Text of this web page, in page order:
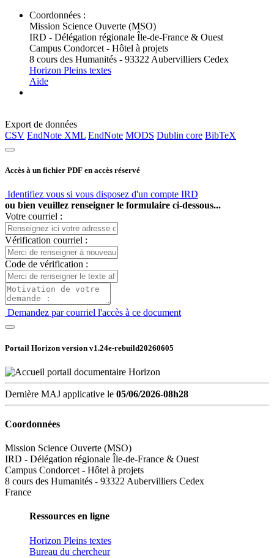
Coordonnées :
Mission Science Ouverte (MSO)
IRD - Délégation régionale Île-de-France & Ouest
Campus Condorcet - Hôtel à projets
8 cours des Humanités - 93322 Aubervilliers Cedex
Horizon Pleins textes
Aide
Export de données
CSV EndNote XML EndNote MODS Dublin core BibTeX
Accès à un fichier PDF en accès réservé
Identifiez vous si vous disposez d'un compte IRD
ou bien veuillez renseigner le formulaire ci-dessous...
Votre courriel :
Vérification courriel :
Code de vérification :
Demandez par courriel l'accès à ce document
Portail Horizon version v1.24e-rebuild20260605
Dernière MAJ applicative le 05/06/2026-08h28
Coordonnées
Mission Science Ouverte (MSO)
IRD - Délégation régionale Île-de-France & Ouest
Campus Condorcet - Hôtel à projets
8 cours des Humanités - 93322 Aubervilliers Cedex
France
Ressources en ligne
Horizon Pleins textes
Bureau du chercheur